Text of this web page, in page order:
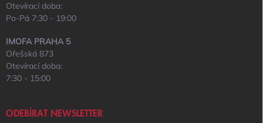
Otevírací doba:
Po-Pá 7:30 - 19:00
IMOFA PRAHA 5
Ořešská 873
Otevírací doba:
7:30 - 15:00
ODEBÍRAT NEWSLETTER